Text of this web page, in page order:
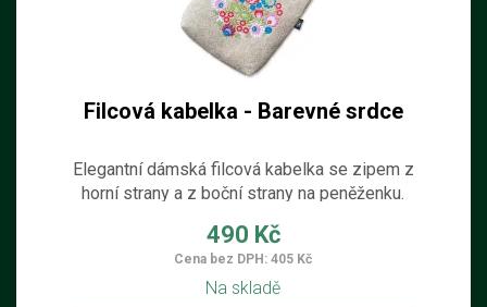
Filcová kabelka - Barevné srdce
Elegantní dámská filcová kabelka se zipem z
horní strany a z boční strany na peněženku.
vlny s dekorací barevného srdce a s
nastavitelným popruhem přes rameno.
Kabelka je vhodná pro věci denní potřeby.
490 Kč
Cena bez DPH: 405 Kč
Na skladě